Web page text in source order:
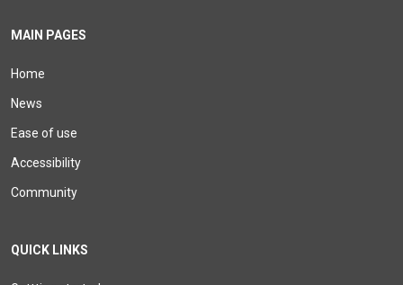
MAIN PAGES
Home
News
Ease of use
Accessibility
Community
QUICK LINKS